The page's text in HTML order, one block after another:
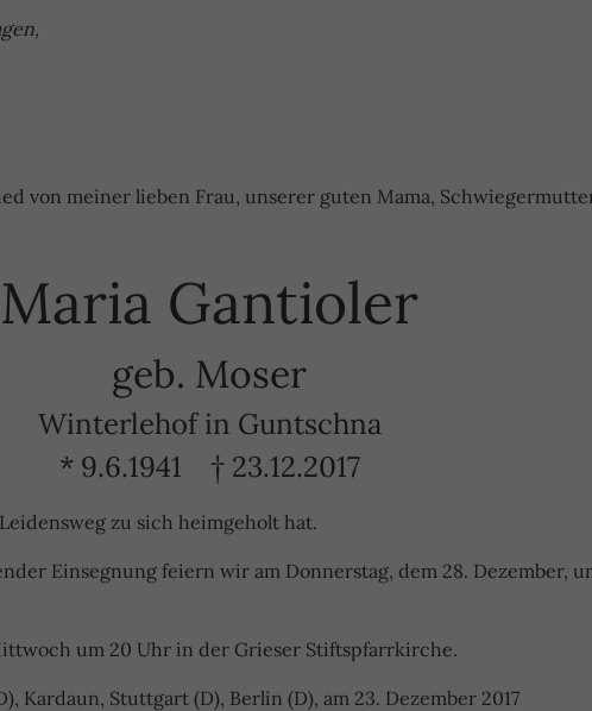
von meiner lieben Frau, unserer guten Mama,
Maria Gantioler
geb. Moser
Winterlehof in Guntschna
* 9.6.1941 † 23.12.2017
zu sich heimgeholt hat.
Einsegnung feiern wir am Donnerstag, dem 28. Dezember,
um 20 Uhr in der Grieser Stiftspfarrkirche.
Kardaun, Stuttgart (D), Berlin (D), am 23. Dezember 2017